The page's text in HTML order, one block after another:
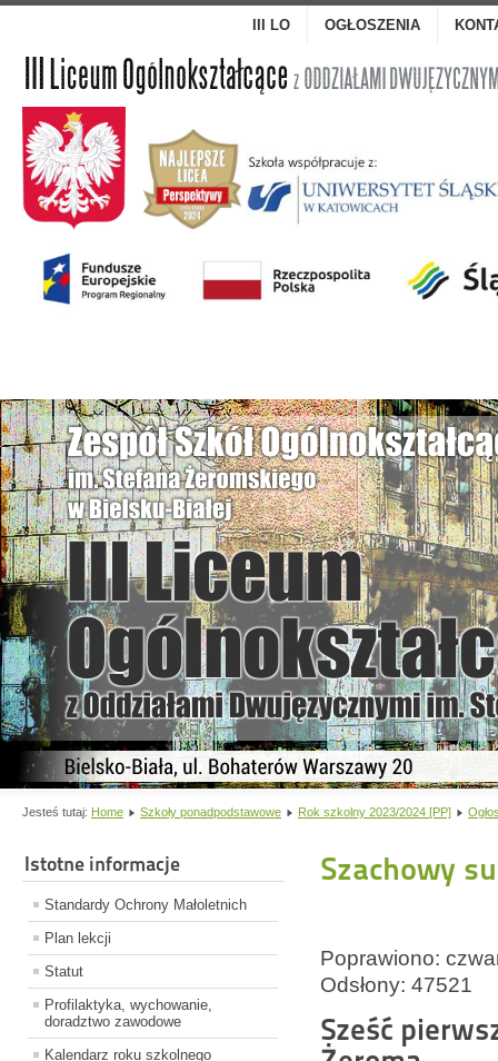
III LO OGŁOSZENIA
Jesteś tutaj: Home Szkoły ponadpodstawowe Rok szkolny 2023/2024 [PP]
Istotne informacje
Standardy Ochrony Małoletnich
Plan lekcji
Statut
Profilaktyka, wychowanie,
doradztwo zawodowe
Kalendarz roku szkolnego
Szachowy
Poprawiono:
Odsłony: 47521
Sześć